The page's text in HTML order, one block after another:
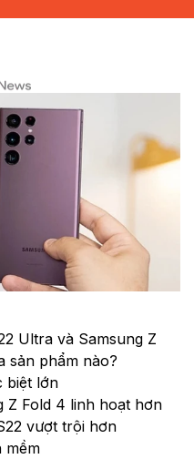
Ultra và Samsung Z
sản phẩm nào?
biệt lớn
Z Fold 4 linh hoạt hơn
vượt trội hơn
mềm